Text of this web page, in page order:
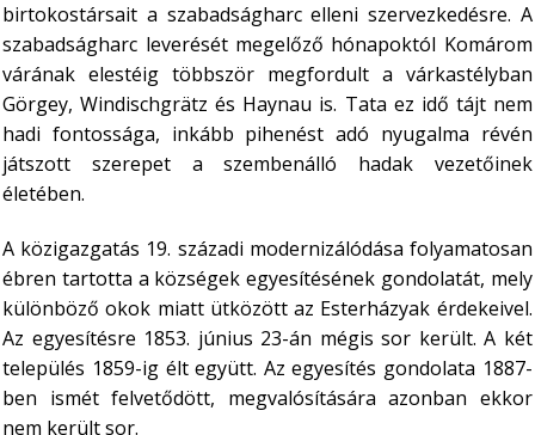
birtokostársait a szabadságharc elleni szervezkedésre. A
szabadságharc leverését megelőző hónapoktól Komárom
várának elestéig többször megfordult a várkastélyban
Görgey, Windischgrätz és Haynau is. Tata ez idő tájt nem
hadi fontossága, inkább pihenést adó nyugalma révén
játszott szerepet a szembenálló hadak vezetőinek
életében.
A közigazgatás 19. századi modernizálódása folyamatosan
ébren tartotta a községek egyesítésének gondolatát, mely
különböző okok miatt ütközött az Esterházyak érdekeivel.
Az egyesítésre 1853. június 23-án mégis sor került. A két
település 1859-ig élt együtt. Az egyesítés gondolata 1887-
ben ismét felvetődött, megvalósítására azonban ekkor
nem került sor.